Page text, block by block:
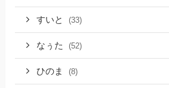
すいと (33)
なぅた (52)
ひのま (8)